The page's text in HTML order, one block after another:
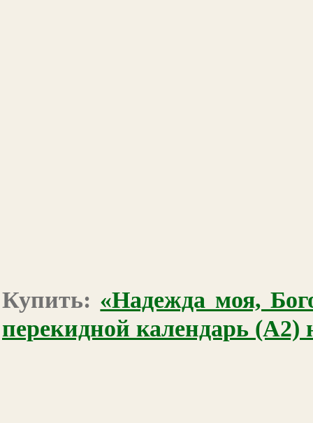
Купить: «Надежда моя,
перекидной календарь (А2)